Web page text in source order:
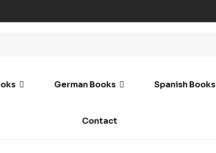
German Books Spanish Books
Contact